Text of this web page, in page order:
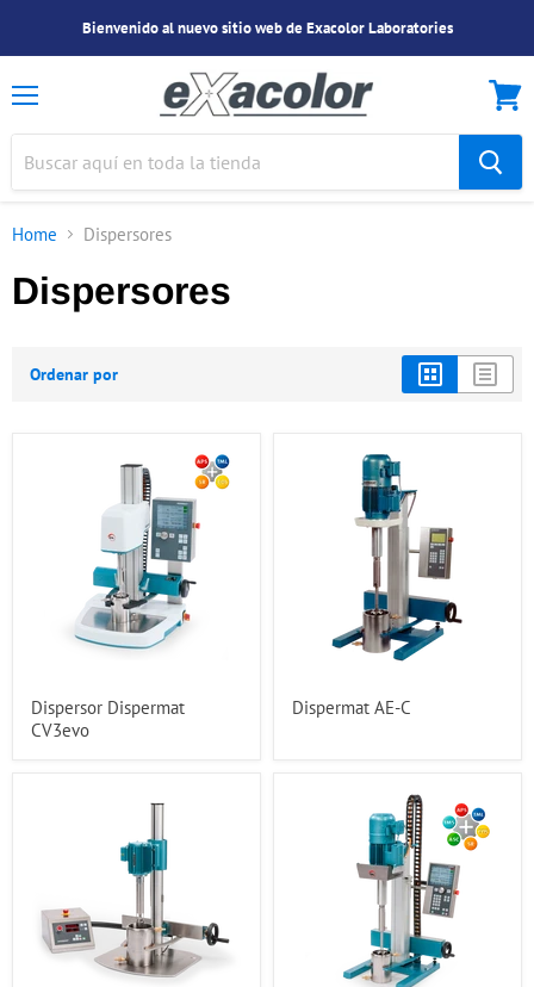
Bienvenido al nuevo sitio web de Exacolor Laboratories
Home Dispersores
Dispersores
Ordenar por
Dispersor Dispermat
CV3evo
Dispermat AE-C